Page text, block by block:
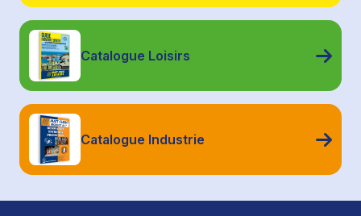
Catalogue Loisirs
Catalogue Industrie